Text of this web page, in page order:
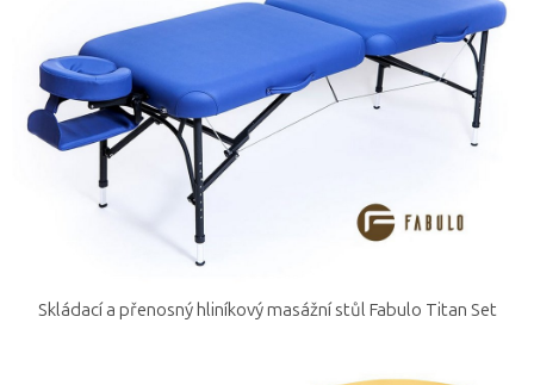
Skládací a přenosný hliníkový masážní stůl Fabulo Titan Set